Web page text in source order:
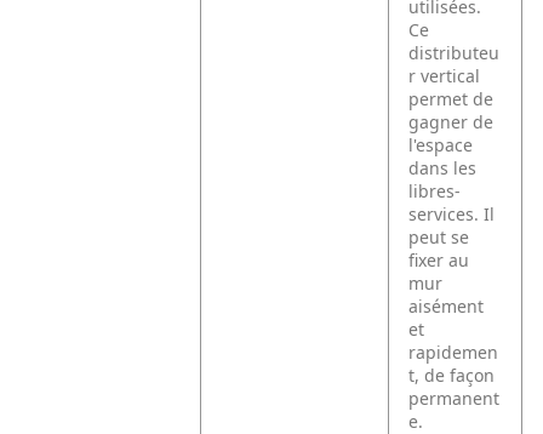
utilisées.
Ce
distributeu
r vertical
permet de
gagner de
l'espace
dans les
libres-
services. Il
peut se
fixer au
mur
aisément
et
rapidemen
t, de façon
permanent
e.